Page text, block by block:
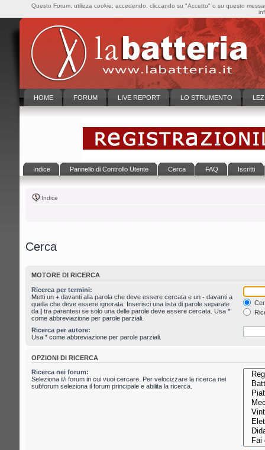
HOME FORUM LIVE REPORT LO STRUMENTO
Indice Pannello di Controllo Utente Cerca FAQ Iscritti
Indice
Cerca
MOTORE DI RICERCA
Ricerca per termini:
Metti un + davanti alla parola che deve essere cercata e un - davanti a
quella che deve essere ignorata. Inserisci una lista di parole separate
da | tra parentesi se solo una delle parole deve essere cercata. Usa *
come abbreviazione per parole parziali.
Ricerca per autore:
Usa * come abbreviazione per parole parziali.
OPZIONI DI RICERCA
Ricerca nei forum:
Seleziona il/i forum in cui vuoi cercare. Per velocizzare la ricerca nei
subforum seleziona il forum principale e abilita la ricerca.
Questo Forum, utilizza cookie; accedendo, cliccando su "Accetto" o su questo